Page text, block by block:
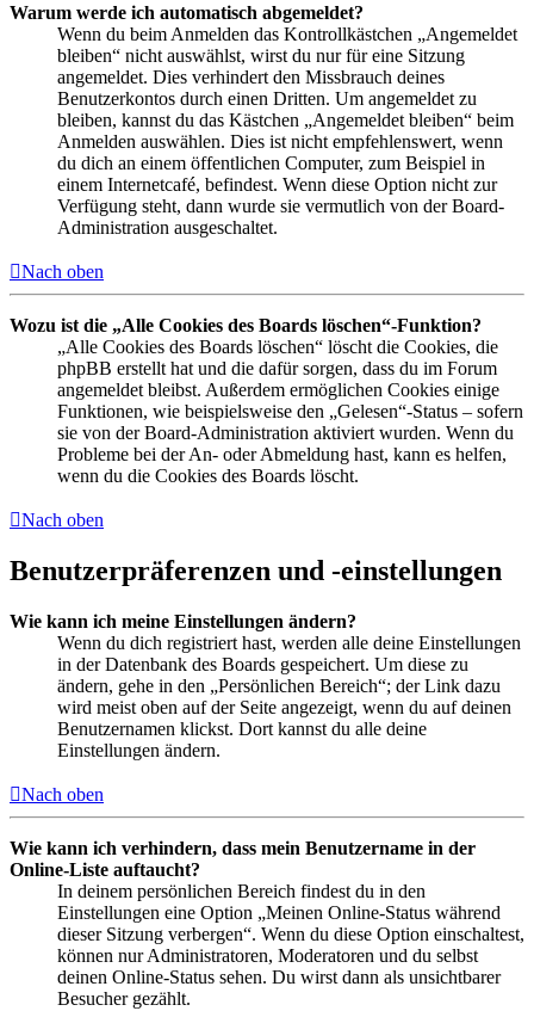
Warum werde ich automatisch abgemeldet?
Wenn du beim Anmelden das Kontrollkästchen „Angemeldet
bleiben“ nicht auswählst, wirst du nur für eine Sitzung
angemeldet. Dies verhindert den Missbrauch deines
Benutzerkontos durch einen Dritten. Um angemeldet zu
bleiben, kannst du das Kästchen „Angemeldet bleiben“ beim
Anmelden auswählen. Dies ist nicht empfehlenswert, wenn
du dich an einem öffentlichen Computer, zum Beispiel in
einem Internetcafé, befindest. Wenn diese Option nicht zur
Verfügung steht, dann wurde sie vermutlich von der Board-
Administration ausgeschaltet.
Nach oben
Wozu ist die „Alle Cookies des Boards löschen“-Funktion?
„Alle Cookies des Boards löschen“ löscht die Cookies, die
phpBB erstellt hat und die dafür sorgen, dass du im Forum
angemeldet bleibst. Außerdem ermöglichen Cookies einige
Funktionen, wie beispielsweise den „Gelesen“-Status – sofern
sie von der Board-Administration aktiviert wurden. Wenn du
Probleme bei der An- oder Abmeldung hast, kann es helfen,
wenn du die Cookies des Boards löscht.
Nach oben
Benutzerpräferenzen und -einstellungen
Wie kann ich meine Einstellungen ändern?
Wenn du dich registriert hast, werden alle deine Einstellungen
in der Datenbank des Boards gespeichert. Um diese zu
ändern, gehe in den „Persönlichen Bereich“; der Link dazu
wird meist oben auf der Seite angezeigt, wenn du auf deinen
Benutzernamen klickst. Dort kannst du alle deine
Einstellungen ändern.
Nach oben
Wie kann ich verhindern, dass mein Benutzername in der
Online-Liste auftaucht?
In deinem persönlichen Bereich findest du in den
Einstellungen eine Option „Meinen Online-Status während
dieser Sitzung verbergen“. Wenn du diese Option einschaltest,
können nur Administratoren, Moderatoren und du selbst
deinen Online-Status sehen. Du wirst dann als unsichtbarer
Besucher gezählt.